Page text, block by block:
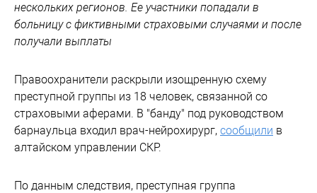
нескольких регионов. Ее участники попадали в
больницу с фиктивными страховыми случаями и после
получали выплаты
Правоохранители раскрыли изощренную схему
преступной группы из 18 человек, связанной со
страховыми аферами. В "банду" под руководством
барнаульца входил врач-нейрохирург, сообщили в
алтайском управлении СКР.
По данным следствия, преступная группа